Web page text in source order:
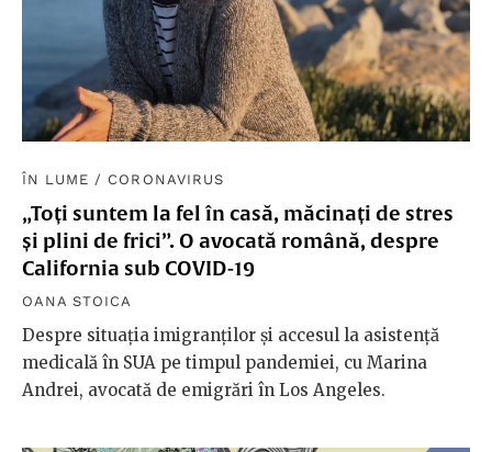
ÎN LUME / CORONAVIRUS
„Toți suntem la fel în casă, măcinați de stres
și plini de frici”. O avocată română, despre
California sub COVID-19
OANA STOICA
Despre situația imigranților și accesul la asistență
medicală în SUA pe timpul pandemiei, cu Marina
Andrei, avocată de emigrări în Los Angeles.